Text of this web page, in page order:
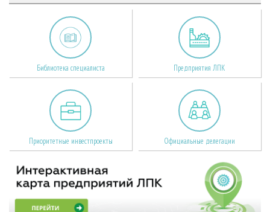
Библиотека специалиста Предприятия ЛПК
Приоритетные инвестпроекты Официальные делегации